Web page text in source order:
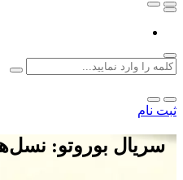
ثبت نام
سریال بوروتو: